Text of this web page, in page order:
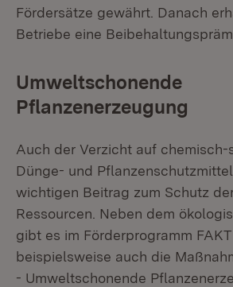
Fördersätze gewährt. Danach
Betriebe eine
Umweltschonende
Pflanzenerzeugung
Auch der Verzicht auf chemisch-
Dünge- und
wichtigen Beitrag zum Schutz
Ressourcen. Neben dem
gibt es im Förderprogramm FAKT
beispielsweise auch die
- Umweltschonende